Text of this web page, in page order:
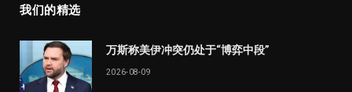
我们的精选
万斯称美伊冲突仍处于“博弈中段”
2026-08-09